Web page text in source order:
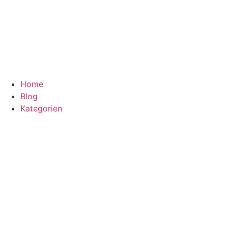
Home
Blog
Kategorien